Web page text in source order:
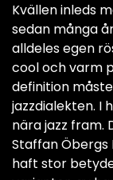
Kvällen inleds
sedan många
alldeles egen
cool och varm
definition
jazzdialekten. I
nära jazz fram.
Staffan
haft stor